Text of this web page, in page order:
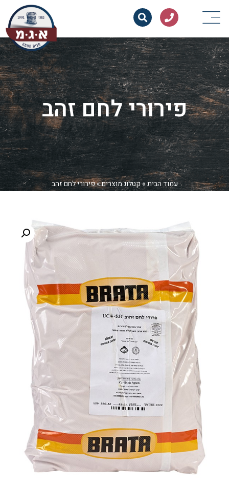
פירורי לחם זהב
עמוד הבית»קטלוג מוצרים»פירורי לחם זהב